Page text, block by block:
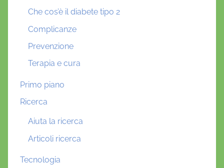
Che cos’è il diabete tipo 2
Complicanze
Prevenzione
Terapia e cura
Primo piano
Ricerca
Aiuta la ricerca
Articoli ricerca
Tecnologia